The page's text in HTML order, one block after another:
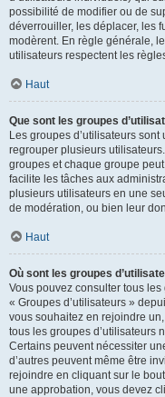
possibilité de modifier ou de
déverrouiller, les déplacer, les
modèrent. En règle générale,
utilisateurs respectent les
Haut
Que sont les groupes
Les groupes d’utilisateurs
regrouper plusieurs
groupes et chaque groupe
facilite les tâches aux
plusieurs utilisateurs en une
de modération, ou bien leur
Haut
Où sont les groupes
Vous pouvez consulter tous
« Groupes d’utilisateurs »
vous souhaitez en rejoindre
tous les groupes d’utilisateurs
Certains peuvent nécessiter
d’autres peuvent même être
rejoindre en cliquant sur le
une approbation, vous devez